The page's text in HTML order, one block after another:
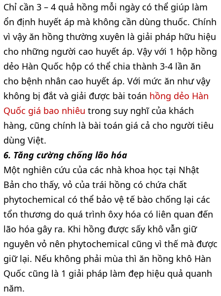
Chỉ cần 3 – 4 quả hồng mỗi ngày có thể giúp làm
ổn định huyết áp mà không cần dùng thuốc. Chính
vì vậy ăn hồng thường xuyên là giải pháp hữu hiệu
cho những người cao huyết áp. Vậy với 1 hộp hồng
dẻo Hàn Quốc hộp có thể chia thành 3-4 lần ăn
cho bệnh nhân cao huyết áp. Với mức ăn như vậy
không bị đắt và giải được bài toán hồng dẻo Hàn
Quốc giá bao nhiêu trong suy nghĩ của khách
hàng, cũng chính là bài toán giá cả cho người tiêu
dùng Việt.
6. Tăng cường chống lão hóa
Một nghiên cứu của các nhà khoa học tại Nhật
Bản cho thấy, vỏ của trái hồng có chứa chất
phytochemical có thể bảo vệ tế bào chống lại các
tổn thương do quá trình ôxy hóa có liên quan đến
lão hóa gây ra. Khi hồng được sấy khô vẫn giữ
nguyên vỏ nên phytochemical cũng vì thế mà được
giữ lại. Nếu không phải mùa thì ăn hồng khô Hàn
Quốc cũng là 1 giải pháp làm đẹp hiệu quả quanh
năm.